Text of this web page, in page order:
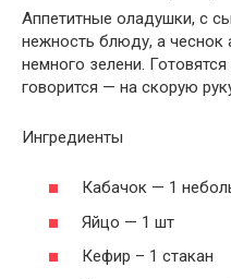
Аппетитные оладушки, с
нежность блюду, а чеснок
немного зелени.
говорится — на скорую
Ингредиенты
Кабачок — 1
Яйцо — 1 шт
Кефир – 1 стакан